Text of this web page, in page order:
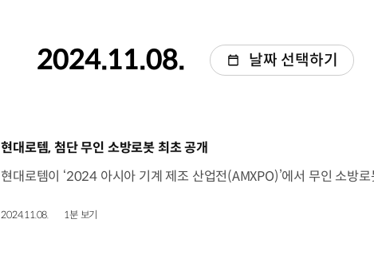
2024.11.08. 날짜 선택하기
[동영상]
현대로템, 첨단 무인 소방로봇 최초 공개
2024.11.08. 1분 보기